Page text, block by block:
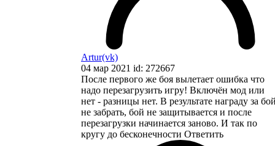
Artur(vk)
04 мар 2021 id: 272667
После первого же боя вылетает ошибка что
надо перезагрузить игру! Включён мод или
нет - разницы нет. В результате награду за
не забрать, бой не защитывается и после
перезагрузки начинается заново. И так по
кругу до бесконечности Ответить